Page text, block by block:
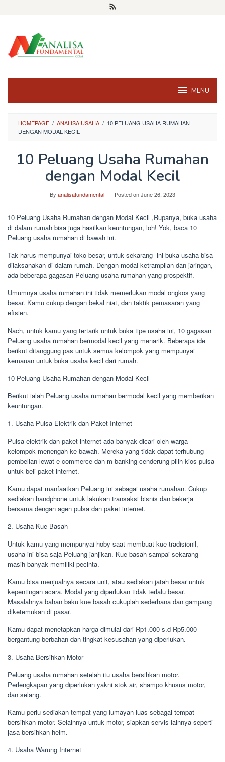
MENU
HOMEPAGE / ANALISA USAHA / 10 PELUANG USAHA RUMAHAN
DENGAN MODAL KECIL
10 Peluang Usaha Rumahan
dengan Modal Kecil
By analisafundamental Posted onJune 26, 2023
10 Peluang Usaha Rumahan dengan Modal Kecil ,Rupanya, buka usaha
di dalam rumah bisa juga hasilkan keuntungan, loh! Yok, baca 10
Peluang usaha rumahan di bawah ini.
Tak harus mempunyai toko besar, untuk sekarang ini buka usaha bisa
dilaksanakan di dalam rumah. Dengan modal ketrampilan dan jaringan,
ada beberapa gagasan Peluang usaha rumahan yang prospektif.
Umumnya usaha rumahan ini tidak memerlukan modal ongkos yang
besar. Kamu cukup dengan bekal niat, dan taktik pemasaran yang
efisien.
Nach, untuk kamu yang tertarik untuk buka tipe usaha ini, 10 gagasan
Peluang usaha rumahan bermodal kecil yang menarik. Beberapa ide
berikut ditanggung pas untuk semua kelompok yang mempunyai
kemauan untuk buka usaha kecil dari rumah.
10 Peluang Usaha Rumahan dengan Modal Kecil
Berikut ialah Peluang usaha rumahan bermodal kecil yang memberikan
keuntungan.
1. Usaha Pulsa Elektrik dan Paket Internet
Pulsa elektrik dan paket internet ada banyak dicari oleh warga
kelompok menengah ke bawah. Mereka yang tidak dapat terhubung
pembelian lewat e-commerce dan m-banking cenderung pilih kios pulsa
untuk beli paket internet.
Kamu dapat manfaatkan Peluang ini sebagai usaha rumahan. Cukup
sediakan handphone untuk lakukan transaksi bisnis dan bekerja
bersama dengan agen pulsa dan paket internet.
2. Usaha Kue Basah
Untuk kamu yang mempunyai hoby saat membuat kue tradisionil,
usaha ini bisa saja Peluang janjikan. Kue basah sampai sekarang
masih banyak memiliki pecinta.
Kamu bisa menjualnya secara unit, atau sediakan jatah besar untuk
kepentingan acara. Modal yang diperlukan tidak terlalu besar.
Masalahnya bahan baku kue basah cukuplah sederhana dan gampang
diketemukan di pasar.
Kamu dapat menetapkan harga dimulai dari Rp1.000 s.d Rp5.000
bergantung berbahan dan tingkat kesusahan yang diperlukan.
3. Usaha Bersihkan Motor
Peluang usaha rumahan setelah itu usaha bersihkan motor.
Perlengkapan yang diperlukan yakni stok air, shampo khusus motor,
dan selang.
Kamu perlu sediakan tempat yang lumayan luas sebagai tempat
bersihkan motor. Selainnya untuk motor, siapkan servis lainnya seperti
jasa bersihkan helm.
4. Usaha Warung Internet